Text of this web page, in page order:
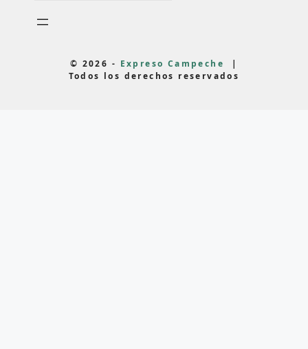
© 2026 - Expreso Campeche
Todos los derechos reservados